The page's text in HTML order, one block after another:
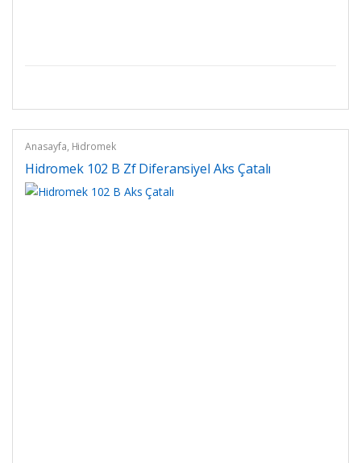
Anasayfa, Hidromek
Hidromek 102 B Zf Diferansiyel Aks Çatalı